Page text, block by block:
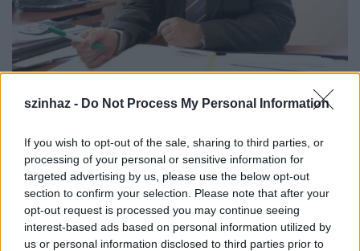
szinhaz - Do Not Process My Personal Information
If you wish to opt-out of the sale, sharing to third parties, or
processing of your personal or sensitive information for
targeted advertising by us, please use the below opt-out
section to confirm your selection. Please note that after your
opt-out request is processed you may continue seeing
interest-based ads based on personal information utilized by
us or personal information disclosed to third parties prior to
szeretné visszanyerni a soproni
Petőfi Színházba
szinhaz szerk.• 2016. december 09.
Nyerges Ferenc alapvető szemléletváltozást ígér a
Pro Kultúra Sopron Nonprofit Kft. ügyvezetői
posztjára benyújtott pályázatában.